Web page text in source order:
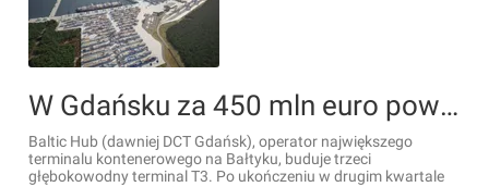
W Gdańsku za 450 mln euro powstaje trzeci głębokowodny terminal T3 na terenie Baltic Hub [FILMY]
Baltic Hub (dawniej DCT Gdańsk), operator największego
terminalu kontenerowego na Bałtyku, buduje trzeci
głębokowodny terminal T3. Po ukończeniu w drugim kwartale